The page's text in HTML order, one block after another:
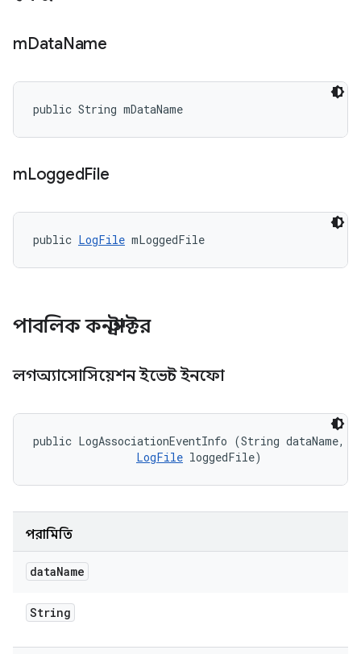
mDataName
public String mDataName
mLoggedFile
public LogFile mLoggedFile
পাবলিক কনস্ট্রাক্টর
লগঅ্যাসোসিয়েশন ইভেন্ট ইনফো
public LogAssociationEventInfo (String dataName,
LogFile loggedFile)
পরামিতি
dataName
String